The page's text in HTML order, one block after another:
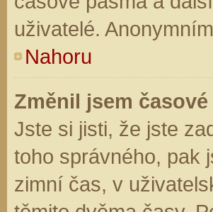
uživatelé.
Nahoru
Změnil jsem
Jste si jisti, že jste
toho správného, pak
zimní čas, v